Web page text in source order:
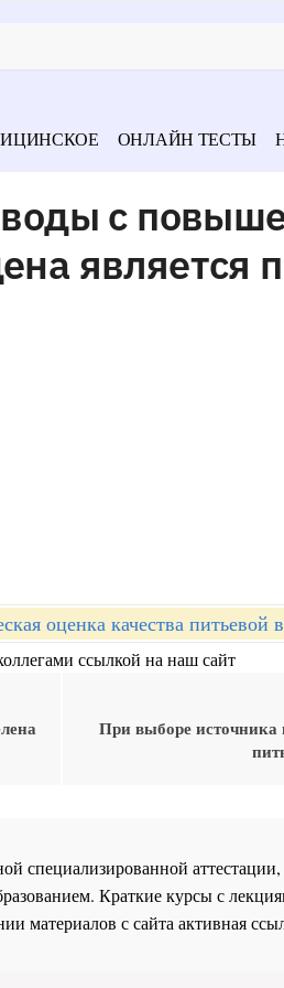
ОНЛАЙН ТЕСТЫ
с
является
оценка качества питьевой
ссылкой на наш сайт
При выборе источника
специализированной
Краткие курсы с
материалов с сайта активная